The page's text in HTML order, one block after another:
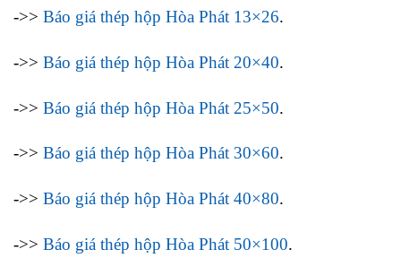
->> Báo giá thép hộp Hòa Phát 13×26.
->> Báo giá thép hộp Hòa Phát 20×40.
->> Báo giá thép hộp Hòa Phát 25×50.
->> Báo giá thép hộp Hòa Phát 30×60.
->> Báo giá thép hộp Hòa Phát 40×80.
->> Báo giá thép hộp Hòa Phát 50×100.